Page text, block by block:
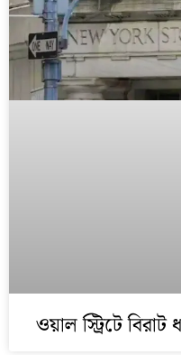
ওয়াল স্ট্রিটে বিরাট